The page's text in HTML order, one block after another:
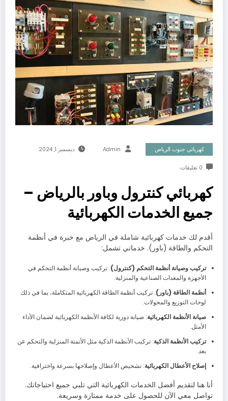
كهربائي جنوب الرياض Admin ديسمبر 1, 2024
0 تعليقات
كهربائي كنترول وباور بالرياض –
جميع الخدمات الكهربائية
أقدم لك خدمات كهربائية شاملة في الرياض مع خبرة في أنظمة
التحكم والطاقة (باور). خدماتي تشمل:
تركيب وصيانة أنظمة التحكم (كنترول): تركيب وصيانة أنظمة التحكم في
الأجهزة والمعدات الصناعية والمنزلية.
أنظمة الطاقة (باور): تركيب أنظمة الطاقة الكهربائية المتكاملة، بما في ذلك
لوحات التوزيع والمحولات.
صيانة الأنظمة الكهربائية: صيانة دورية لكافة الأنظمة الكهربائية لضمان الأداء
الأمثل.
تركيب الأنظمة الذكية: تركيب الأنظمة الذكية مثل الأتمتة المنزلية والتحكم عن
بعد.
إصلاح الأعطال الكهربائية: تشخيص الأعطال وإصلاحها بسرعة واحترافية.
أنا هنا لتقديم أفضل الخدمات الكهربائية التي تلبي جميع احتياجاتك.
تواصل معي الآن للحصول على خدمة ممتازة وسريعة.